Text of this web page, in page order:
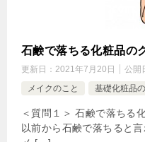
石鹸で落ちる化粧品の
更新日： 2021年7月20日 公開
メイクのこと
基礎化粧品
＜質問１＞ 石鹸で落ちる
以前から石鹸で落ちると